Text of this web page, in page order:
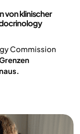
von klinischer
Commission